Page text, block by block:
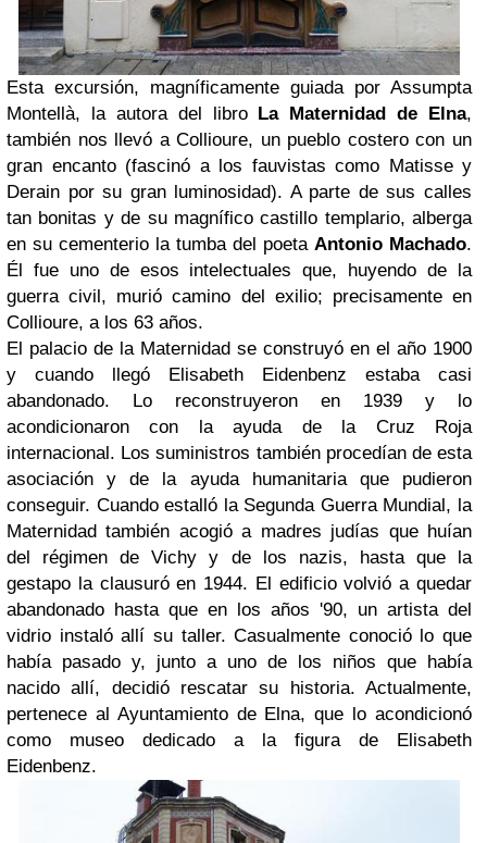
Esta excursión, magníficamente guiada por Assumpta
Montellà, la autora del libro
La Maternidad de Elna,
también nos llevó a Collioure, un pueblo costero con un
gran encanto (fascinó a los fauvistas como Matisse y
Derain por su gran luminosidad). A parte de sus calles
tan bonitas y de su magnífico castillo templario, alberga
en su cementerio la tumba del poeta Antonio Machado.
Él fue uno de esos intelectuales que, huyendo de la
guerra civil, murió camino del exilio; precisamente en
Collioure, a los 63 años.
El palacio de la Maternidad se construyó en el año 1900
y cuando llegó Elisabeth Eidenbenz estaba casi
abandonado. Lo reconstruyeron en 1939 y lo
acondicionaron con la ayuda de la Cruz Roja
internacional. Los suministros también procedían de esta
asociación y de la ayuda humanitaria que pudieron
conseguir. Cuando estalló la Segunda Guerra Mundial, la
Maternidad también acogió a madres judías que huían
del régimen de Vichy y de los nazis, hasta que la
gestapo la clausuró en 1944. El edificio volvió a quedar
abandonado hasta que en los años '90, un artista del
vidrio instaló allí su taller. Casualmente conoció lo que
había pasado y, junto a uno de los niños que había
nacido allí, decidió rescatar su historia. Actualmente,
pertenece al Ayuntamiento de Elna, que lo acondicionó
como museo dedicado a la figura de Elisabeth
Eidenbenz.